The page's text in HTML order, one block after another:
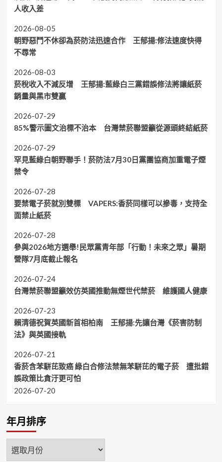
人收入差
2026-08-05
朝野惡鬥不休卻為菸防法迅速合作 王郁揚:修法速度快得
不尋常
2026-08-03
菸稅收入不減反增 王郁揚:藍綠白三黨錯誤修法將讓紙菸
銷量與黑市雙贏
2026-07-29
85%警示圖文治標不治本 台灣禁菸聯盟籲從源頭終結紙菸
2026-07-29
罕見藍綠白朝野聯手！菸防法7月30日黨團協商加重電子煙
禁令
2026-07-28
要禁電子菸就別雙標 VAPERS:香菸同樣可以摻毒，支持全
面禁止紙菸
2026-07-28
參與2026地方選舉!民眾黨青年部「行動！未來之眾」暑期
營隊7月底截止報名
2026-07-24
台灣禁菸聯盟籲效仿英國推動無煙世代禁菸 維護國人健康
2026-07-23
賴清德祝賀英國新首相柏南 王郁揚:先讓台灣《菸害防制
法》與英國接軌
2026-07-21
香菸含苯駢芘致癌 綠白合修法禁無苯駢芘的電子菸 遭批錯
誤政策比貪汙更可怕
2026-07-20
年月排序
年
月